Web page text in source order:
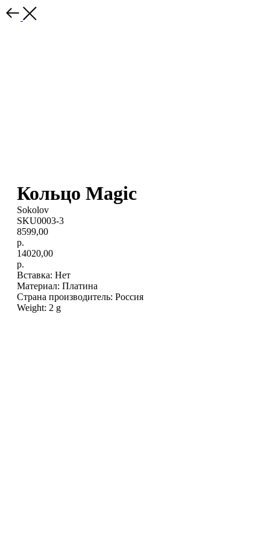
Кольцо Magic
Sokolov
SKU0003-3
8599,00
р.
14020,00
р.
Вставка: Нет
Материал: Платина
Страна производитель: Россия
Weight: 2 g